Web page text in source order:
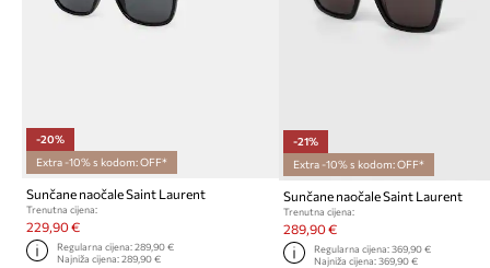
-20%
Extra -10% s kodom: OFF*
Sunčane naočale Saint Laurent
Trenutna cijena:
229,90 €
Regularna cijena:289,90 €
Najniža cijena:289,90 €
-21%
Extra -10% s kodom: OFF*
Sunčane naočale Saint Laurent
Trenutna cijena:
289,90 €
Regularna cijena: 369,90 €
Najniža cijena: 369,90 €